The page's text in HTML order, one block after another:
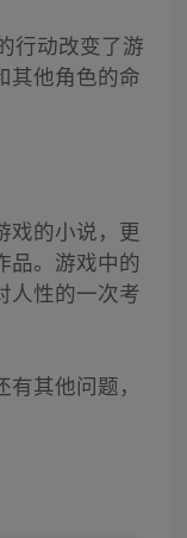
行动改变了游
其他角色的命
戏的小说，更
品。游戏中的
人性的一次考
其他问题，